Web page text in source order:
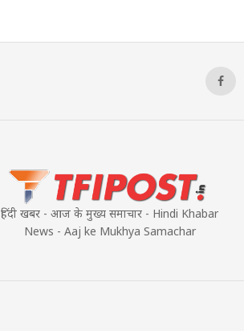
हिंदी खबर - आज के मुख्य समाचार - Hindi Khabar
News - Aaj ke Mukhya Samachar